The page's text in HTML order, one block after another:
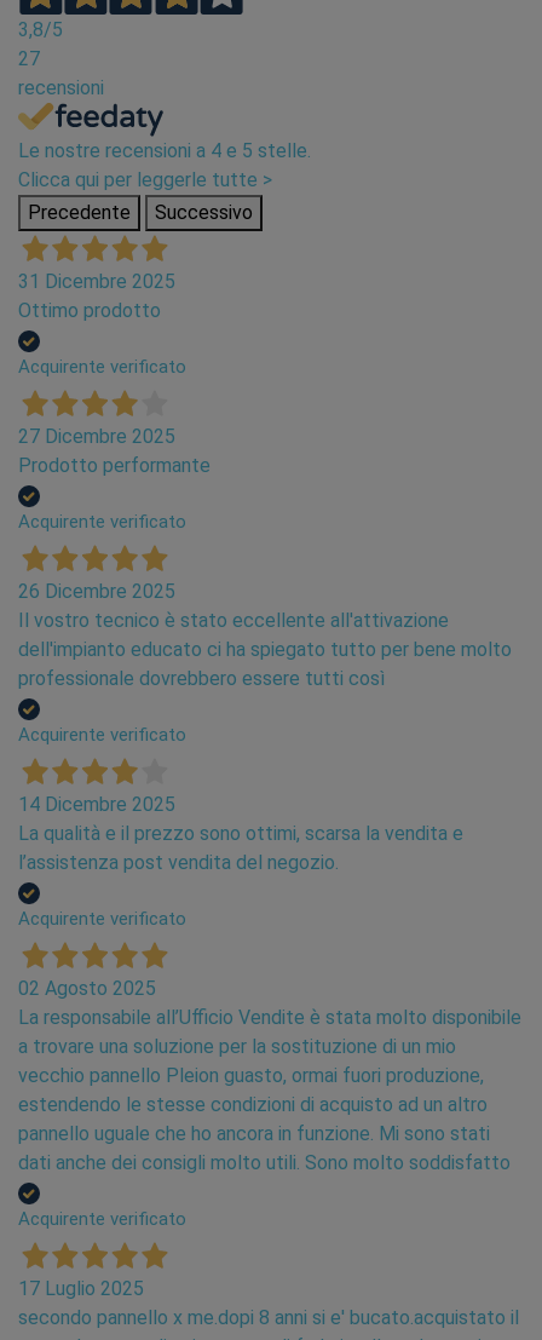
3,8/5
27
recensioni
Le nostre recensioni a 4 e 5 stelle.
Clicca qui per leggerle tutte >
Precedente
Successivo
31 Dicembre 2025
Ottimo prodotto
Acquirente verificato
27 Dicembre 2025
Prodotto performante
Acquirente verificato
26 Dicembre 2025
Il vostro tecnico è stato eccellente all'attivazione
dell'impianto educato ci ha spiegato tutto per bene molto
professionale dovrebbero essere tutti così
Acquirente verificato
14 Dicembre 2025
La qualità e il prezzo sono ottimi, scarsa la vendita e
l’assistenza post vendita del negozio.
Acquirente verificato
02 Agosto 2025
La responsabile all’Ufficio Vendite è stata molto disponibile
a trovare una soluzione per la sostituzione di un mio
vecchio pannello Pleion guasto, ormai fuori produzione,
estendendo le stesse condizioni di acquisto ad un altro
pannello uguale che ho ancora in funzione. Mi sono stati
dati anche dei consigli molto utili. Sono molto soddisfatto
Acquirente verificato
17 Luglio 2025
secondo pannello x me.dopi 8 anni si e' bucato.acquistato il